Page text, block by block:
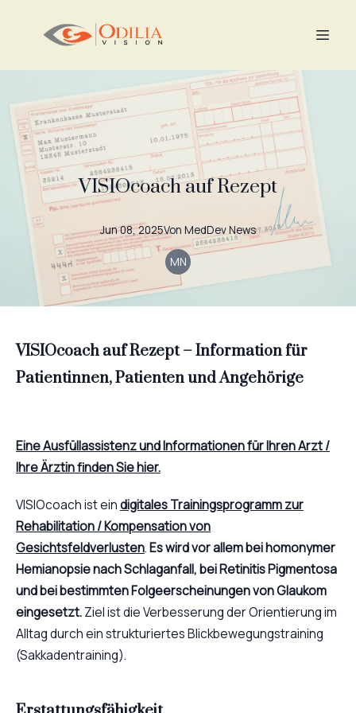
VISIOcoach auf Rezept
Jun 08, 2025Von MedDevNews
MN
VISIOcoach auf Rezept – Information für
Patientinnen, Patienten und Angehörige
Eine Ausfüllassistenz und Informationen für Ihren Arzt /
Ihre Ärztin finden Sie hier.
VISIOcoach ist eindigitales Trainingsprogramm zur
Rehabilitation / Kompensation von
Gesichtsfeldverlusten.Es wird vor allem bei homonymer
Hemianopsie nach Schlaganfall, bei Retinitis Pigmentosa
und bei bestimmten Folgeerscheinungen von Glaukom
eingesetzt.Ziel ist die Verbesserung der Orientierung im
Alltag durch ein strukturiertes Blickbewegungstraining
(Sakkadentraining).